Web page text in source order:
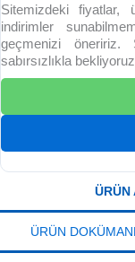
Sitemizdeki fiyatlar,
indirimler
geçmenizi
sabırsızlıkla
ÜRÜN
ÜRÜN